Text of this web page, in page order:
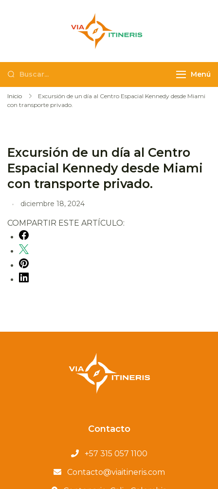
Colombia
Menú
Inicio
Excursión de un día al Centro Espacial Kennedy desde Miami
con transporte privado.
Excursión de un día al Centro
Espacial Kennedy desde Miami
con transporte privado.
diciembre 18, 2024
COMPARTIR ESTE ARTÍCULO:
Contacto
+57 315 057 1100
Contacto@viaitineris.com